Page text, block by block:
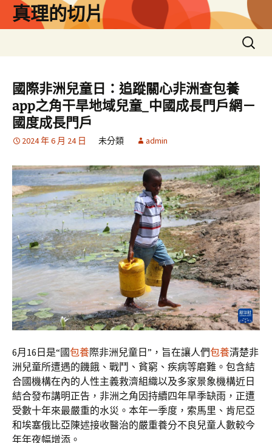
真理的切片
搜
尋
國際非洲兒童日：追蹤關心非洲查包養
app之角干旱地域兒童_中國成長門戶網－
國度成長門戶
2024 年 6 月 24 日 未分類 admin
6月16日是“國包養際非洲兒童日”，旨在讓人們包養清楚非
洲兒童所遭遇的饑餓、戰鬥、貧窮、疾病等磨難。包含結
合國機構在內的人性主義救濟組織以及多家景象機構近日
結合發布講明正告，非洲之角因持續四年旱季缺雨，正遭
受數十年來最嚴重的水災。本年一季度，索馬里、肯尼亞
和埃塞俄比亞陳述接收醫治的嚴重養分不良兒童人數較今
年年夜幅增添。